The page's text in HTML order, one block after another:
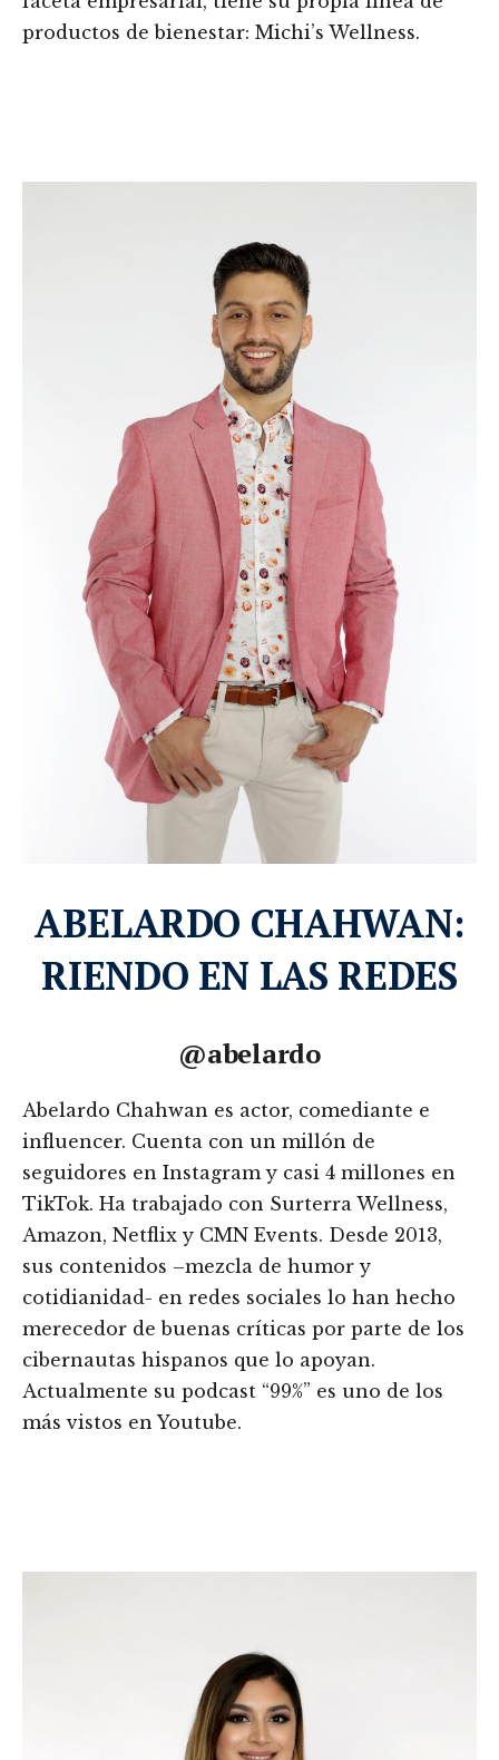
productos de bienestar: Michi’s Wellness.
ABELARDO CHAHWAN:
RIENDO EN LAS REDES
@abelardo
Abelardo Chahwan es actor, comediante e
influencer. Cuenta con un millón de
seguidores en Instagram y casi 4 millones en
TikTok. Ha trabajado con Surterra Wellness,
Amazon, Netflix y CMN Events. Desde 2013,
sus contenidos –mezcla de humor y
cotidianidad- en redes sociales lo han hecho
merecedor de buenas críticas por parte de los
cibernautas hispanos que lo apoyan.
Actualmente su podcast “99%” es uno de los
más vistos en Youtube.